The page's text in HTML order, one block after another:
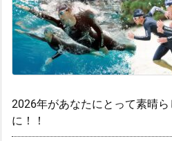
2026年があなたにとって素晴
に！！